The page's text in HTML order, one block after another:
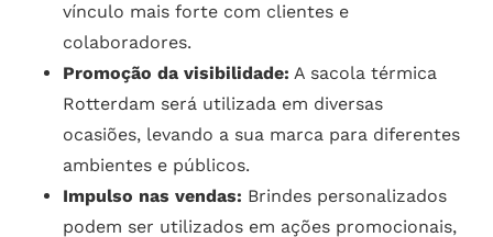
vínculo mais forte com clientes e
colaboradores.
Promoção da visibilidade: A sacola térmica
Rotterdam será utilizada em diversas
ocasiões, levando a sua marca para diferentes
ambientes e públicos.
Impulso nas vendas: Brindes personalizados
podem ser utilizados em ações promocionais,